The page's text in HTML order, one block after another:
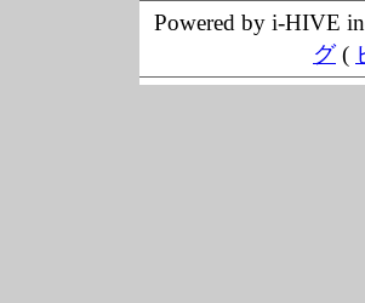
Powered by i-HIVE
グ(